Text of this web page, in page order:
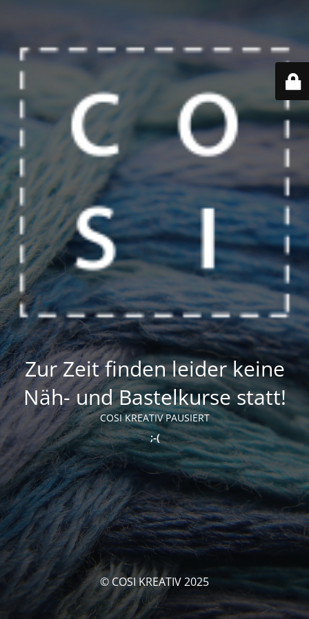
Zur Zeit finden leider keine
Näh- und Bastelkurse statt!
COSI KREATIV PAUSIERT
;-(
© COSI KREATIV 2025